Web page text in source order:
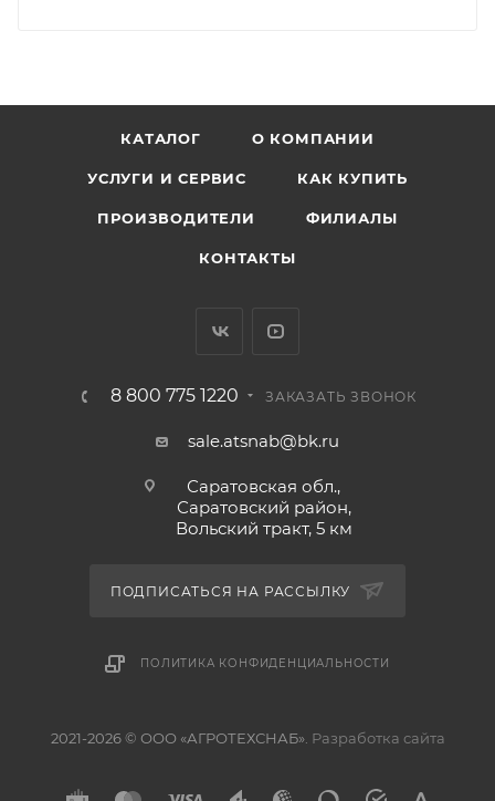
КАТАЛОГ О КОМПАНИИ
УСЛУГИ И СЕРВИС КАК КУПИТЬ
ПРОИЗВОДИТЕЛИ ФИЛИАЛЫ
КОНТАКТЫ
8 800 775 1220 ЗАКАЗАТЬ ЗВОНОК
sale.atsnab@bk.ru
Саратовская обл.,
Саратовский район,
Вольский тракт, 5 км
ПОДПИСАТЬСЯ НА РАССЫЛКУ
ПОЛИТИКА КОНФИДЕНЦИАЛЬНОСТИ
2021-2026 © ООО «АГРОТЕХСНАБ». Разработка сайта